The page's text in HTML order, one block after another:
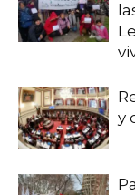
y